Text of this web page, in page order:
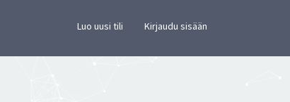
Luo uusi tili Kirjaudu sisään